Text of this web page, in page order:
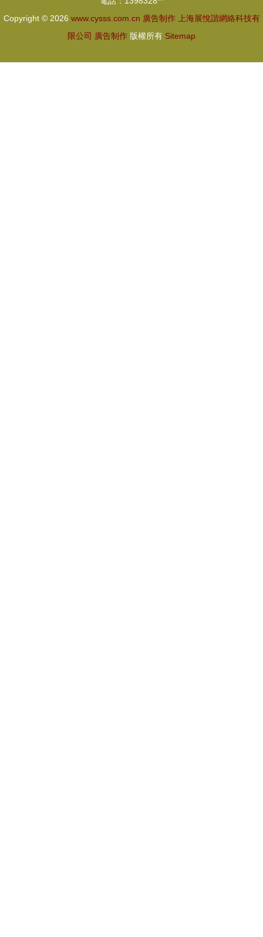
Copyright © 2026 www.cysss.com.cn 廣告制作
上海展悅諧網絡科技有
限公司 廣告制作 版權所有 Sitemap